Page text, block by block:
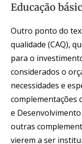
Educação
Outro ponto do
qualidade (CAQ),
para o
considerados o
necessidades e
complementações
e Desenvolvimento
outras
vierem a ser